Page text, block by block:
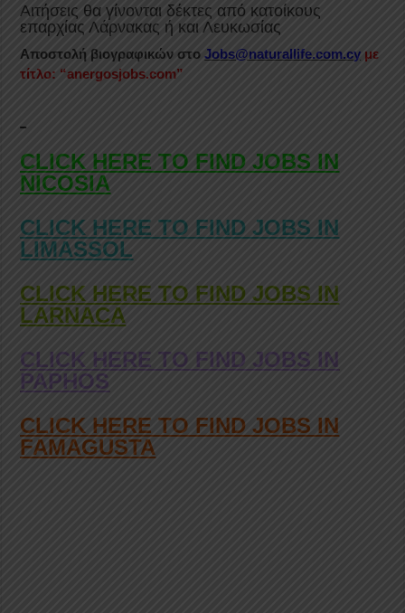
Αιτήσεις θα γίνονται δέκτες από κατοίκους
επαρχίας Λάρνακας ή και Λευκωσίας
Αποστολή βιογραφικών στοJobs@naturallife.com.cy με
τίτλο: “anergosjobs.com”
CLICK HERE TO FIND JOBS IN
NICOSIA
CLICK HERE TO FIND JOBS IN
LIMASSOL
CLICK HERE TO FIND JOBS IN
LARNACA
CLICK HERE TO FIND JOBS IN
PAPHOS
CLICK HERE TO FIND JOBS IN
FAMAGUSTA